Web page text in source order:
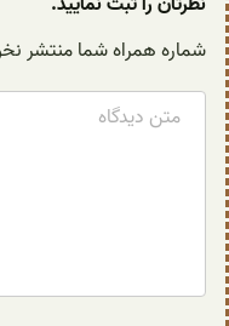
شماره همراه شما منتشر